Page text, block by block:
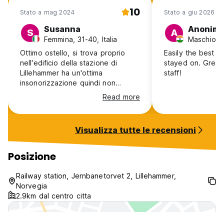
Stato a mag 2024 10
S Susanna
Femmina, 31-40, Italia
Ottimo ostello, si trova proprio
nell'edificio della stazione di
Lillehammer ha un'ottima
insonorizzazione quindi non
preoccupatevi degli eventuali
rumori dovuti al luogo . Cucina
comune ampia e pulita fornita di
pulito compreso di lenzuola e
asciugamani. Colazione compresa
nel prezzo ampia e varia.
Personale cortese e disponibile.
Consigliatissimo!
Read more
Stato a giu 2026
A
Maschio,
Easily the best
stayed on.
staff!
Visualizza tutte le recensioni
Posizione
Railway station, Jernbanetorvet 2, Lillehammer,
Norvegia
2.9km dal centro citta